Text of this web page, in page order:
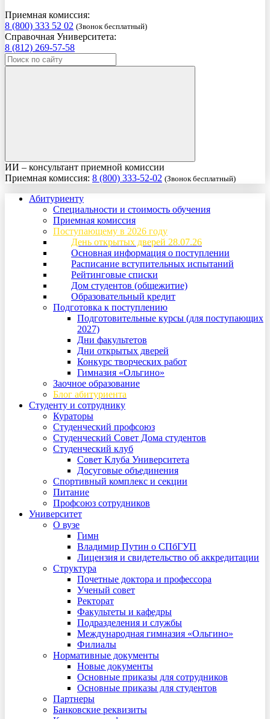
Приемная комиссия:
8 (800) 333 52 02 (Звонок бесплатный)
Справочная Университета:
8 (812) 269-57-58
ИИ – консультант приемной комиссии
Приемная комиссия: 8 (800) 333-52-02 (Звонок бесплатный)
Абитуриенту
Специальности и стоимость обучения
Приемная комиссия
Поступающему в 2026 году
День открытых дверей 28.07.26
Основная информация о поступлении
Расписание вступительных испытаний
Рейтинговые списки
Дом студентов (общежитие)
Образовательный кредит
Подготовка к поступлению
Подготовительные курсы (для поступающих
2027)
Дни факультетов
Дни открытых дверей
Конкурс творческих работ
Гимназия «Ольгино»
Заочное образование
Блог абитуриента
Студенту и сотруднику
Кураторы
Студенческий профсоюз
Студенческий Совет Дома студентов
Студенческий клуб
Совет Клуба Университета
Досуговые объединения
Спортивный комплекс и секции
Питание
Профсоюз сотрудников
Университет
О вузе
Гимн
Владимир Путин о СПбГУП
Лицензия и свидетельство об аккредитации
Структура
Почетные доктора и профессора
Ученый совет
Ректорат
Факультеты и кафедры
Подразделения и службы
Международная гимназия «Ольгино»
Филиалы
Нормативные документы
Новые документы
Основные приказы для сотрудников
Основные приказы для студентов
Партнеры
Банковские реквизиты